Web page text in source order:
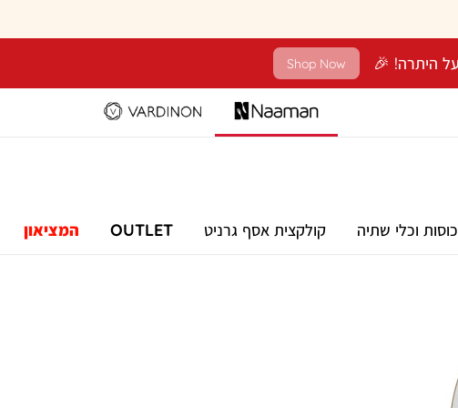
Shop Now
כוסות וכלי שתיה קולקצית אסף גרניט OUTLET המציאון